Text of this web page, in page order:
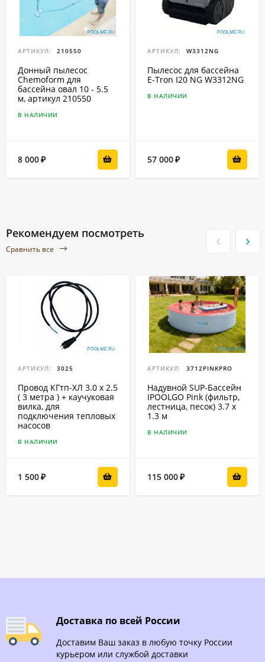
АРТИКУЛ: 210550
Донный пылесос
Chemoform для
бассейна овал 10 - 5.5
м, артикул 210550
В НАЛИЧИИ
8 000₽
АРТИКУЛ: W3312NG
Пылесос для бассейна
E-Tron I20 NG W3312NG
В НАЛИЧИИ
57 000₽
Рекомендуем посмотреть
Сравнить все
АРТИКУЛ: 3025
Провод КГтп-ХЛ 3.0 x 2.5
( 3 метра ) + каучуковая
вилка, для
подключения тепловых
насосов
В НАЛИЧИИ
1 500₽
АРТИКУЛ: 3712PINKPRO
Надувной SUP-Бассейн
IPOOLGO Pink (фильтр,
лестница, песок) 3.7 x
1.3 м
В НАЛИЧИИ
115 000₽
Доставка по всей России
Доставим Ваш заказ в любую точку России
курьером или службой доставки